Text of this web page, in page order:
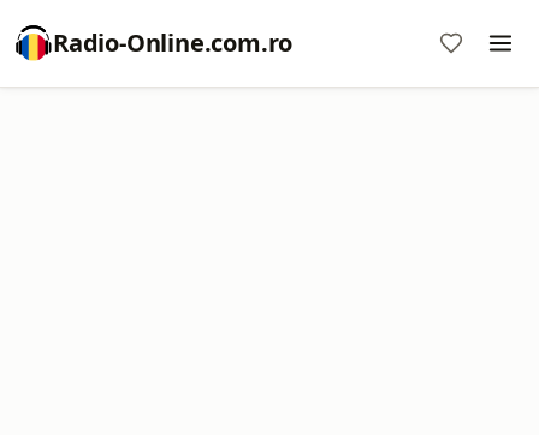
Radio-Online.com.ro